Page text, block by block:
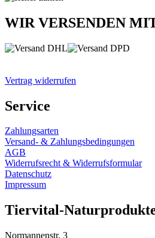
WIR VERSENDEN
Vertrag widerrufen
Service
Zahlungsarten
Versand- & Zahlungsbedingungen
AGB
Widerrufsrecht & Widerrufsformular
Datenschutz
Impressum
Tiervital-
Normannenstr. 3